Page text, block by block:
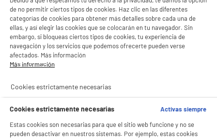
★★★★★
★★★★★
4,26
★★★★★
★★★★★
4,19
de no permitir ciertos tipos de cookies. Haz clic en las diferentes
categorías de cookies para obtener más detalles sobre cada una de
ellas, y así elegir las cookies que se colocarán en tu navegador. Sin
embargo, si bloqueas ciertos tipos de cookies, tu experiencia de
navegación y los servicios que podemos ofrecerte pueden verse
afectados. Más información
Más información
Cookies estrictamente necesarias
Cookies estrictamente necesarias
Activas siempre
Estas cookies son necesarias para que el sitio web funcione y no se
pueden desactivar en nuestros sistemas. Por ejemplo, estas cookies